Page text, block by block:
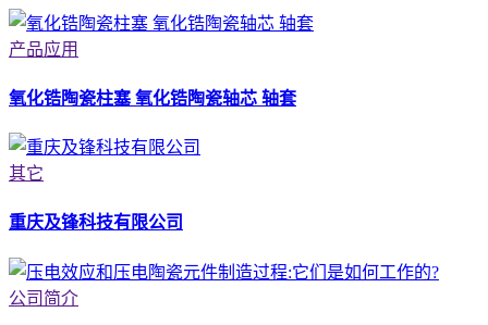
产品应用
氧化锆陶瓷柱塞 氧化锆陶瓷轴芯 轴套
其它
重庆及锋科技有限公司
公司简介